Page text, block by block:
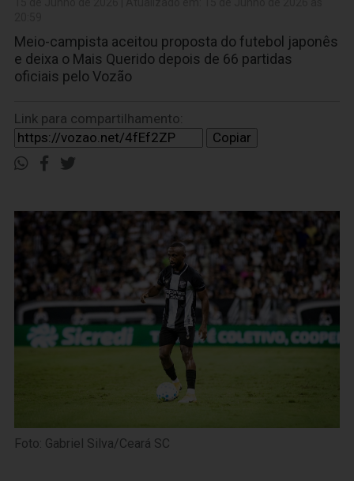
Meio-campista aceitou proposta do futebol japonês
e deixa o Mais Querido depois de 66 partidas
oficiais pelo Vozão
Link para compartilhamento:
Copiar
Foto: Gabriel Silva/Ceará SC